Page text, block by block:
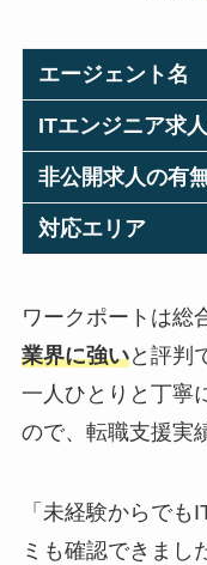
エージェント名
ITエンジニア求
非公開求人の有
対応エリア
ワークポートは総
業界に強いと評判
一人ひとりと丁寧
ので、転職支援実
「未経験からで
ミも確認できまし